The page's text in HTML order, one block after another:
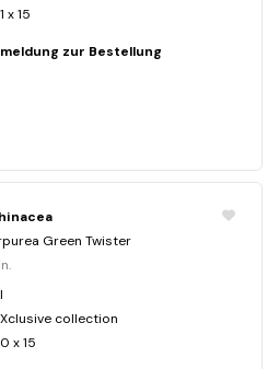
1 x 15
zur Bestellung
Green Twister
I
Xclusive collection
0 x 15